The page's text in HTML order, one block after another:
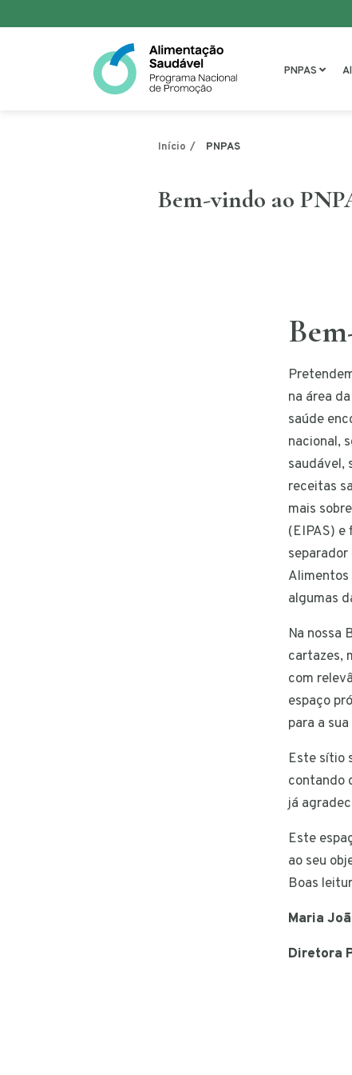
PNPAS
Início PNPAS
Bem-vindo ao
na área
saúde
nacional,
saudável,
receitas
mais
(EIPAS)
separador
Alimentos
algumas
Na nossa
cartazes,
com
espaço
para a
Este sítio
contando
já
Este
ao seu
Boas
Maria
Diretora